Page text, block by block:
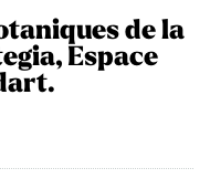
de la
Espace